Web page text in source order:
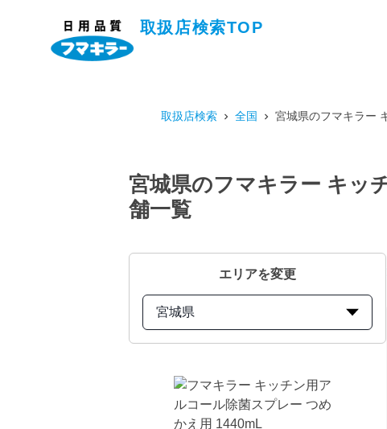
取扱店検索TOP
取扱店検索 全国 宮城県のフマキラー
宮城県のフマキラー キッ
舗一覧
エリアを変更
宮城県